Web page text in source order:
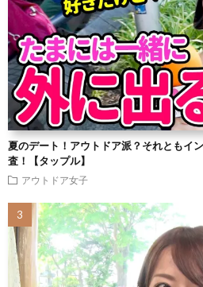
夏のデート！アウトドア派？それともイ
査！【タップル】
アウトドア女子